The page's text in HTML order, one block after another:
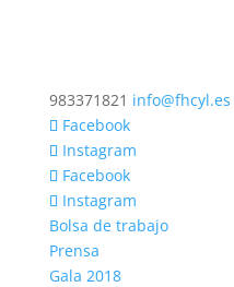
983371821 info@fhcyl.es
Facebook
Instagram
Facebook
Instagram
Bolsa de trabajo
Prensa
Gala 2018